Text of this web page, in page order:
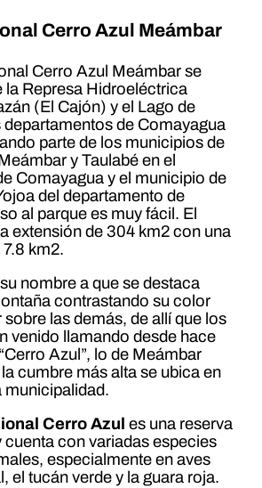
Cerro Azul Meámbar
Cerro Azul Meámbar se
la Represa Hidroeléctrica
(El Cajón) y el Lago de
departamentos de Comayagua
parte de los municipios de
y Taulabé en el
Comayagua y el municipio de
del departamento de
al parque es muy fácil. El
extensión de 304 km2 con una
km2.
nombre a que se destaca
contrastando su color
las demás, de allí que los
venido llamando desde hace
Azul”, lo de Meámbar
cumbre más alta se ubica en
municipalidad.
Cerro Azul es una reserva
cuenta con variadas especies
especialmente en aves
el tucán verde y la guara roja.